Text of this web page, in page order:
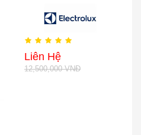
Liên Hệ
12,500,000 VNĐ